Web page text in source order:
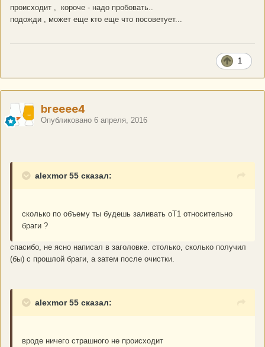
происходит , короче - надо пробовать..
подожди , может еще кто еще что посоветует...
1
breeee4
Опубликовано 6 апреля, 2016
alexmor 55 сказал:
сколько по объему ты будешь заливать оТ1 относительно
браги ?
спасибо, не ясно написал в заголовке. столько, сколько получил
(бы) с прошлой браги, а затем после очистки.
alexmor 55 сказал:
вроде ничего страшного не происходит